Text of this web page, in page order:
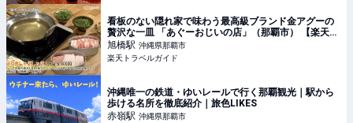
看板のない隠れ家で味わう最高級ブランド金アグーの
贅沢な一皿 「あぐーおじいの店」（那覇市） 【楽天ト
ラベル】
旭橋駅 沖縄県那覇市
楽天トラベルガイド
沖縄唯一の鉄道・ゆいレールで行く那覇観光｜駅から
歩ける名所を徹底紹介｜旅色LIKES
赤嶺駅 沖縄県那覇市